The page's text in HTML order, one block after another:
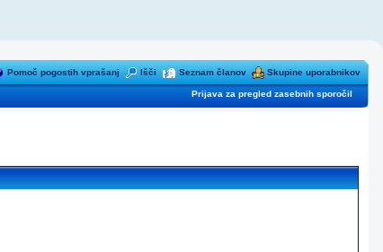
Pomoč pogostih vprašanj Išči Seznam članov Skupine uporabnikov
Prijava za pregled zasebnih sporočil